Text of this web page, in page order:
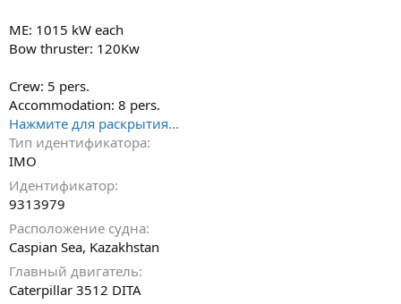
ME: 1015 kW each
Bow thruster: 120Kw
Crew: 5 pers.
Accommodation: 8 pers.
Нажмите для раскрытия...
Тип идентификатора
IMO
Идентификатор
9313979
Расположение судна
Caspian Sea, Kazakhstan
Главный двигатель
Caterpillar 3512 DITA